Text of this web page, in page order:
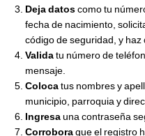
Deja datoscomo tu
fecha de nacimiento,
código de seguridad, y haz
Validatu número de
mensaje.
Colocatus nombres y
municipio, parroquia y
Ingresauna contraseña
Corroboraque el registro